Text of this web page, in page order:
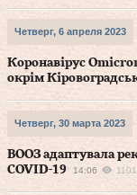
Четверг, 6 апреля 2023
Коронавірус
окрім
Четверг, 30 марта 2023
ВООЗ адаптувала
COVID-19
14:06